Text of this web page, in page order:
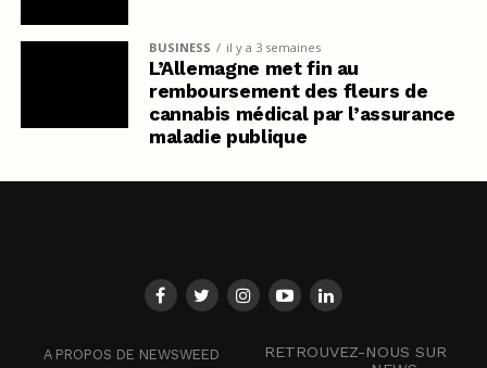
BUSINESS il y a 3 semaines
L’Allemagne met fin au
remboursement des fleurs de
cannabis médical par l’assurance
maladie publique
A PROPOS DE NEWSWEED
RETROUVEZ-NOUS SUR